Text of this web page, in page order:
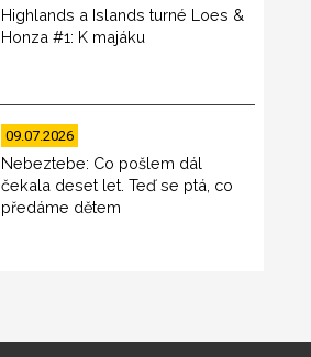
Highlands a Islands turné Loes &
Honza #1: K majáku
09.07.2026
Nebeztebe: Co pošlem dál
čekala deset let. Teď se ptá, co
předáme dětem